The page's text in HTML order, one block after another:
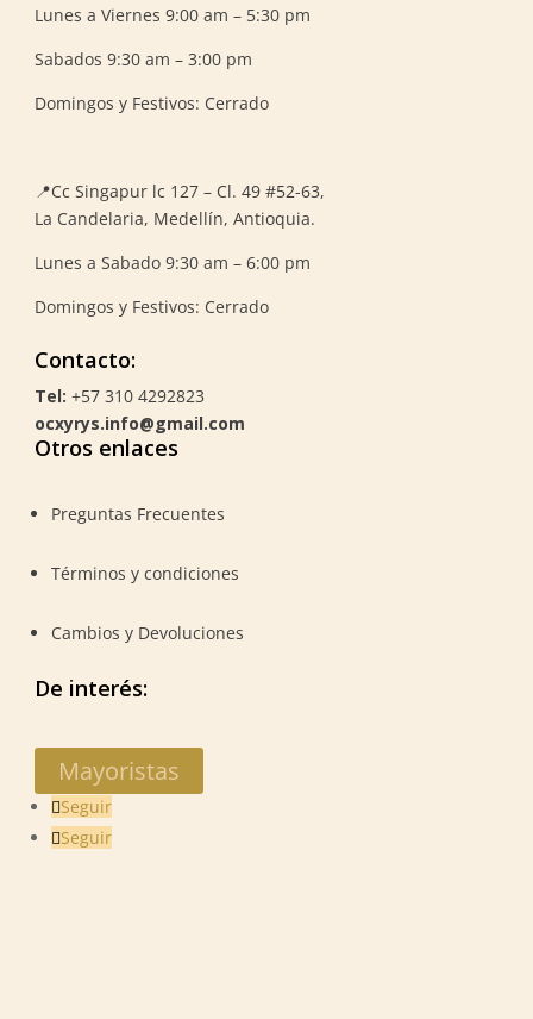
Lunes a Viernes 9:00 am – 5:30 pm
Sabados 9:30 am – 3:00 pm
Domingos y Festivos: Cerrado
📍Cc Singapur lc 127 – Cl. 49 #52-63,
La Candelaria, Medellín, Antioquia.
Lunes a Sabado 9:30 am – 6:00 pm
Domingos y Festivos: Cerrado
Contacto:
Tel: +57 310 4292823
ocxyrys.info@gmail.com
Otros enlaces
Preguntas Frecuentes
Términos y condiciones
Cambios y Devoluciones
De interés:
Mayoristas
Seguir
Seguir